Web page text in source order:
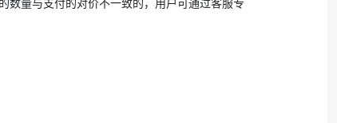
数量与支付的对价不一致的，用户可通过客服专